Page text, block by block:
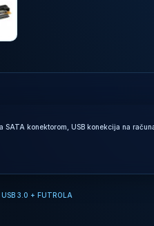
konektorom, USB konekcija na
3.0 + FUTROLA